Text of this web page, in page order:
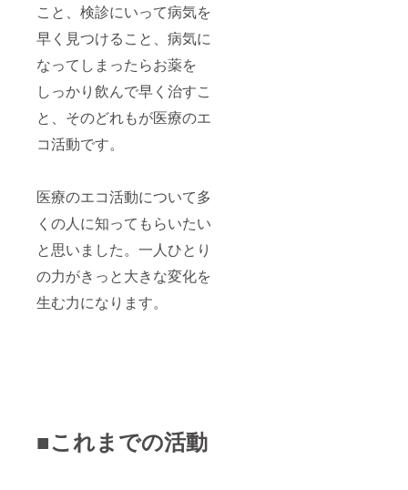
こと、検診にいって病気を
早く見つけること、病気に
なってしまったらお薬を
しっかり飲んで早く治すこ
と、そのどれもが医療のエ
コ活動です。
医療のエコ活動について多
くの人に知ってもらいたい
と思いました。一人ひとり
の力がきっと大きな変化を
生む力になります。
■これまでの活動